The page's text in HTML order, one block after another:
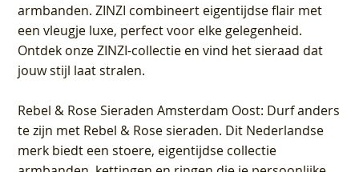
armbanden. ZINZI combineert eigentijdse flair met
een vleugje luxe, perfect voor elke gelegenheid.
Ontdek onze ZINZI-collectie en vind het sieraad dat
jouw stijl laat stralen.
Rebel & Rose Sieraden Amsterdam Oost: Durf anders
te zijn met Rebel & Rose sieraden. Dit Nederlandse
merk biedt een stoere, eigentijdse collectie